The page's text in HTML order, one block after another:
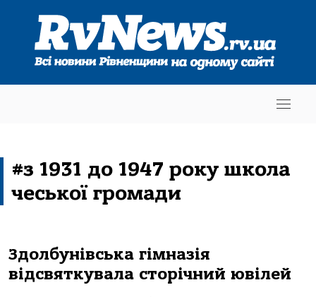
#з 1931 до 1947 року школа
чеської громади
Здолбунівська гімназія
відсвяткувала сторічний ювілей